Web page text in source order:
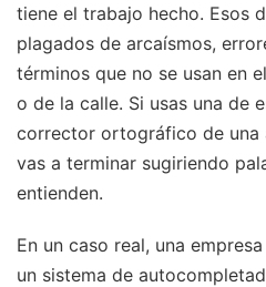
tiene el trabajo hecho. Esos
plagados de arcaísmos,
términos que no se usan en
o de la calle. Si usas una de
corrector ortográfico de una
vas a terminar sugiriendo
entienden.
En un caso real, una
un sistema de